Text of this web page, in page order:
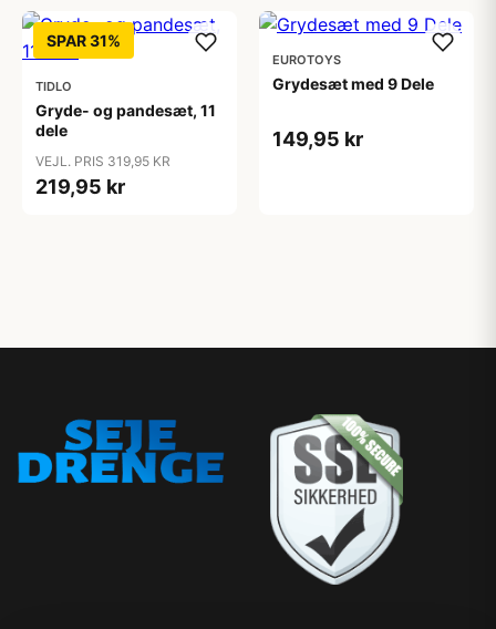
SPAR 31%
TIDLO
Gryde- og pandesæt, 11
dele
VEJL. PRIS 319,95 KR
219,95 kr
EUROTOYS
Grydesæt med 9 Dele
149,95 kr